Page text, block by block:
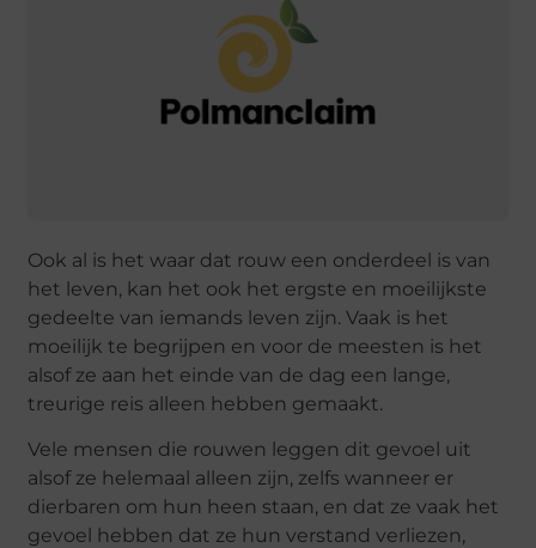
Ook al is het waar dat rouw een onderdeel is van
het leven, kan het ook het ergste en moeilijkste
gedeelte van iemands leven zijn. Vaak is het
moeilijk te begrijpen en voor de meesten is het
alsof ze aan het einde van de dag een lange,
treurige reis alleen hebben gemaakt.
Vele mensen die rouwen leggen dit gevoel uit
alsof ze helemaal alleen zijn, zelfs wanneer er
dierbaren om hun heen staan, en dat ze vaak het
gevoel hebben dat ze hun verstand verliezen,